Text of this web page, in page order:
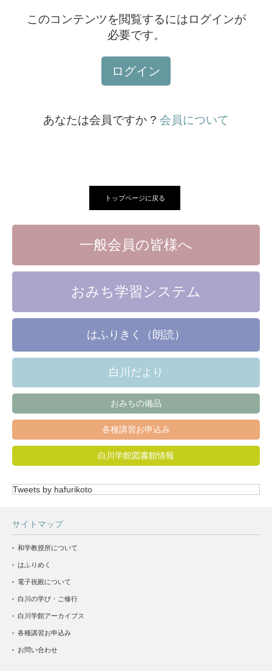
このコンテンツを閲覧するにはログインが
必要です。
ログイン
あなたは会員ですか ? 会員について
トップページに戻る
一般会員の皆様へ
おみち学習システム
はふりきく（朗読）
白川だより
おみちの備品
各種講習お申込み
白川学館図書館情報
Tweets by hafurikoto
サイトマップ
和学教授所について
はふりめく
電子祝殿について
白川の学び・ご修行
白川学館アーカイブス
各種講習お申込み
お問い合わせ